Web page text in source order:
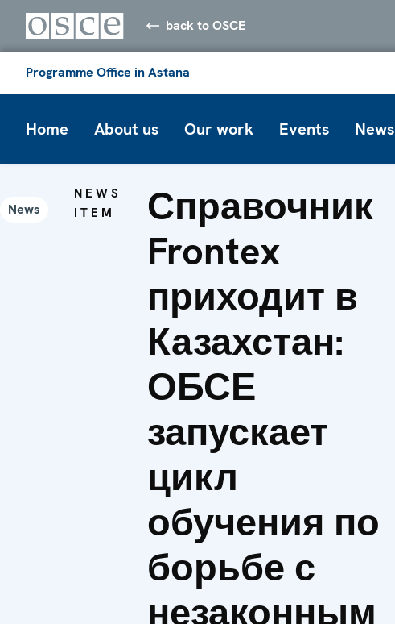
back to OSCE
Programme Office in Astana
Home About us Our work Events News
News
NEWS
ITEM
Справочник
Frontex
приходит в
Казахстан:
ОБСЕ
запускает
цикл
обучения по
борьбе с
незаконным